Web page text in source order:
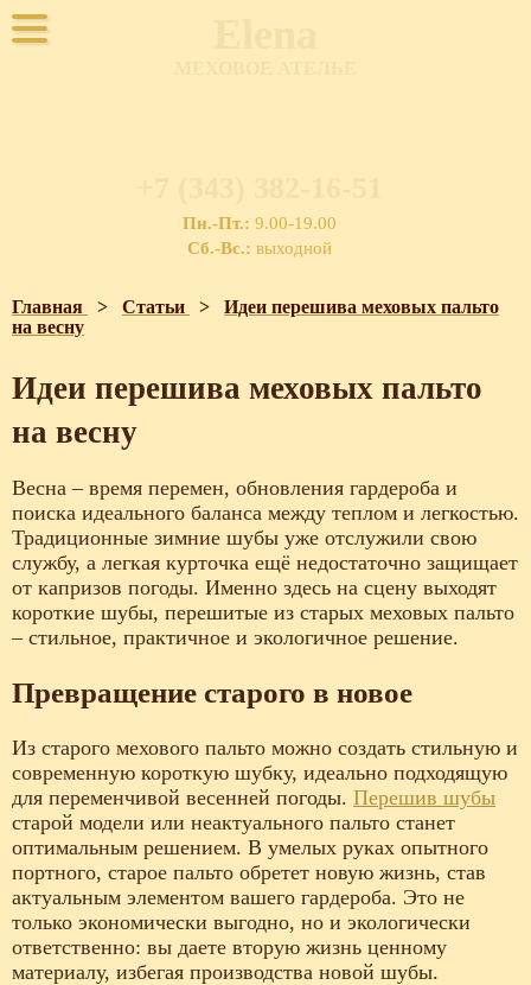
Пн.-Пт.: 9.00-19.00
Сб.-Вс.: выходной
Главная > Статьи > Идеи перешива меховых пальто
на весну
Идеи перешива меховых пальто
на весну
Весна – время перемен, обновления гардероба и
поиска идеального баланса между теплом и легкостью.
Традиционные зимние шубы уже отслужили свою
службу, а легкая курточка ещё недостаточно защищает
от капризов погоды. Именно здесь на сцену выходят
короткие шубы, перешитые из старых меховых пальто
– стильное, практичное и экологичное решение.
Превращение старого в новое
Из старого мехового пальто можно создать стильную и
современную короткую шубку, идеально подходящую
для переменчивой весенней погоды. Перешив шубы
старой модели или неактуального пальто станет
оптимальным решением. В умелых руках опытного
портного, старое пальто обретет новую жизнь, став
актуальным элементом вашего гардероба. Это не
только экономически выгодно, но и экологически
ответственно: вы даете вторую жизнь ценному
материалу, избегая производства новой шубы.